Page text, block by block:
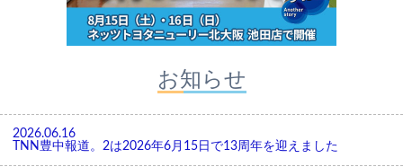
お知らせ
2026.06.16
TNN豊中報道。2は2026年6月15日で13周年を迎えました